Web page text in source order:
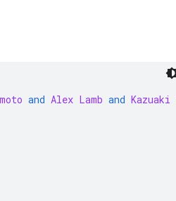
and Alex Lamb and Kazuaki